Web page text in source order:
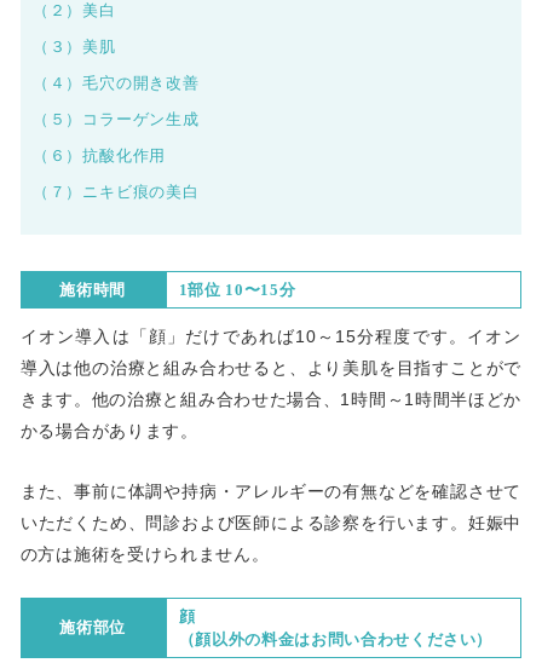
（２）美白
（３）美肌
（４）毛穴の開き改善
（５）コラーゲン生成
（６）抗酸化作用
（７）ニキビ痕の美白
施術時間 1部位 10〜15分
イオン導入は「顔」だけであれば10～15分程度です。イオン
導入は他の治療と組み合わせると、より美肌を目指すことがで
きます。他の治療と組み合わせた場合、1時間～1時間半ほどか
かる場合があります。
また、事前に体調や持病・アレルギーの有無などを確認させて
いただくため、問診および医師による診察を行います。妊娠中
の方は施術を受けられません。
施術部位
顔
（顔以外の料金はお問い合わせください）